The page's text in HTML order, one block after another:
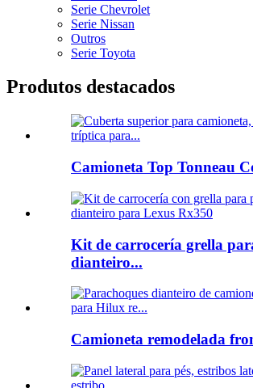
Serie Chevrolet
Serie Nissan
Outros
Serie Toyota
Produtos destacados
Camioneta Top Tonneau
Kit de carrocería grella
dianteiro...
Camioneta remodelada